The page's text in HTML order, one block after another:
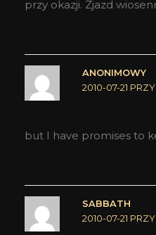
przy okazji. Zjazd
ANONIMOWY
2010-07-21 PRZY
but I have promises to
SABBATH
2010-07-21 PRZY